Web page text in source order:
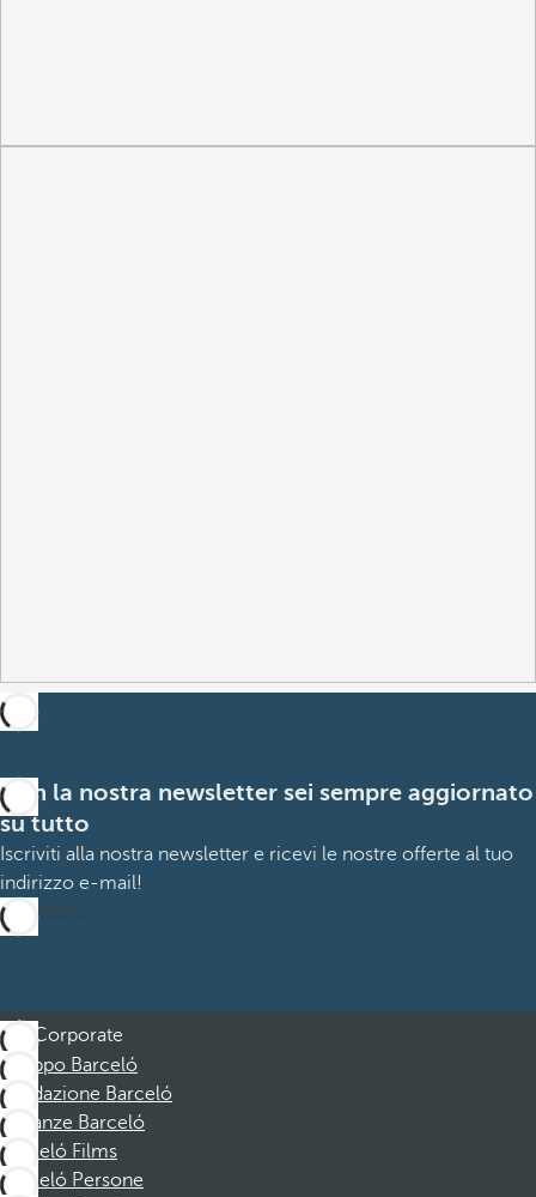
Con la nostra newsletter sei sempre aggiornato
su tutto
Iscriviti alla nostra newsletter e ricevi le nostre offerte al tuo
indirizzo e-mail!
Iscrizione
Corporate
Gruppo Barceló
Fondazione Barceló
Vacanze Barceló
Barceló Films
Barceló Persone